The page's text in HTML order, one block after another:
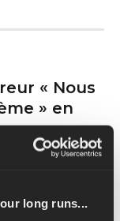
long runs...
« Nous
» en
se